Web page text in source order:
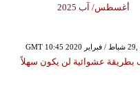
أغسطس/ آب 2025
بطريقة عشوائية لن يكون سهلاً